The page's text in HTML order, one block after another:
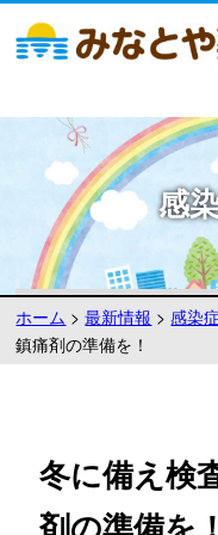
感
ホーム >最新情報 >感染
鎮痛剤の準備を！
冬に備え検
剤の準備を！